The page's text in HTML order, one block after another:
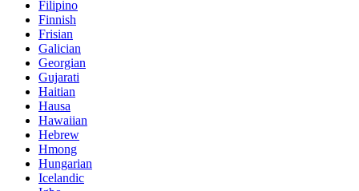
Filipino
Finnish
Frisian
Galician
Georgian
Gujarati
Haitian
Hausa
Hawaiian
Hebrew
Hmong
Hungarian
Icelandic